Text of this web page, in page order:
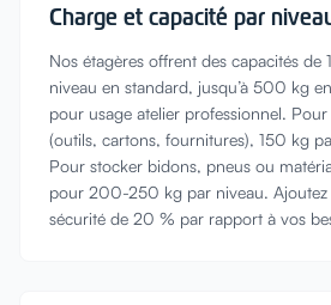
Charge et capacité par
Nos étagères offrent des capacités
niveau en standard, jusqu’à 500 kg
pour usage atelier professionnel.
(outils, cartons, fournitures), 150 kg
Pour stocker bidons, pneus ou
pour 200-250 kg par niveau. Ajoutez
sécurité de 20 % par rapport à vos